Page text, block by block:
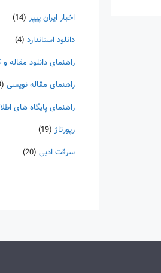
اخبار ایران پیپر (14)
دانلود استاندارد (4)
راهنمای دانلود مقاله
راهنمای مقاله نویسی (49)
راهنمای پایگاه های
رپورتاژ (19)
سرقت ادبی (20)